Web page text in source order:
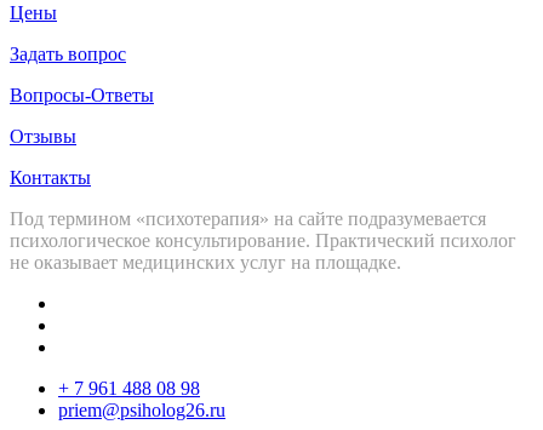
Цены
Задать вопрос
Вопросы-Ответы
Отзывы
Контакты
Под термином «психотерапия» на сайте подразумевается
психологическое консультирование. Практический психолог
не оказывает медицинских услуг на площадке.
+ 7 961 488 08 98
priem@psiholog26.ru